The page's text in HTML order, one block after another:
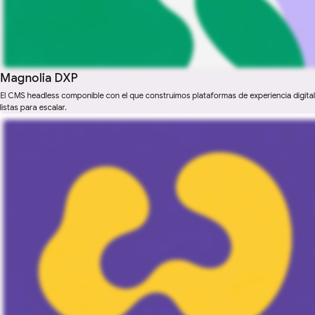
Magnolia DXP
El CMS headless componible con el que construimos plataformas de experiencia digital
listas para escalar.